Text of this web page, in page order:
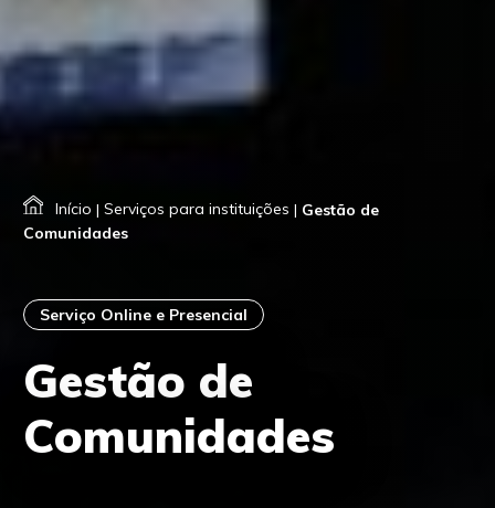
Início | Serviços para instituições | Gestão de
Comunidades
Serviço Online e Presencial
Gestão de
Comunidades